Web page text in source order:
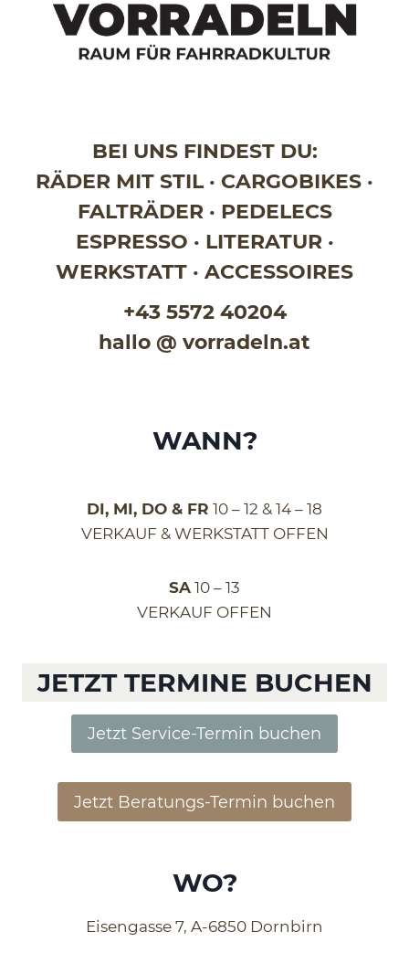
BEI UNS FINDEST DU:
RÄDER MIT STIL · CARGOBIKES ·
FALTRÄDER · PEDELECS
ESPRESSO · LITERATUR ·
WERKSTATT · ACCESSOIRES
+43 5572 40204
hallo @ vorradeln.at
WANN?
DI, MI, DO & FR 10 – 12 & 14 – 18
VERKAUF & WERKSTATT OFFEN
SA 10 – 13
VERKAUF OFFEN
JETZT TERMINE BUCHEN
Jetzt Service-Termin buchen
Jetzt Beratungs-Termin buchen
WO?
Eisengasse 7, A-6850 Dornbirn